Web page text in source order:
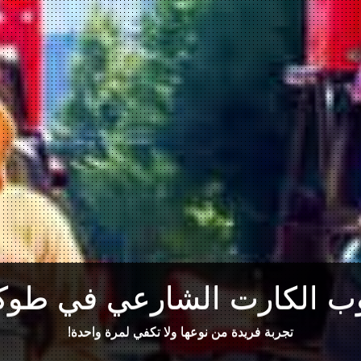
الكارت الشارعي في
تجربة فريدة من نوعها ولا تكفي لمرة واحدة!